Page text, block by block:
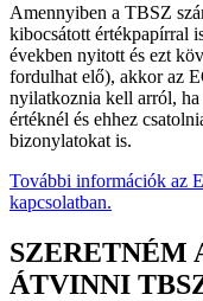
Amennyiben a TBSZ
kibocsátott értékpapírral
években nyitott és ezt
fordulhat elő), akkor az
nyilatkoznia kell arról, ha
értéknél és ehhez
bizonylatokat is.
További információk az
kapcsolatban.
SZERETNÉM
ÁTVINNI